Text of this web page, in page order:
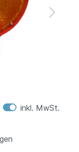
inkl. MwSt.